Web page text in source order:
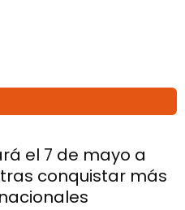
el 7 de mayo a
conquistar más